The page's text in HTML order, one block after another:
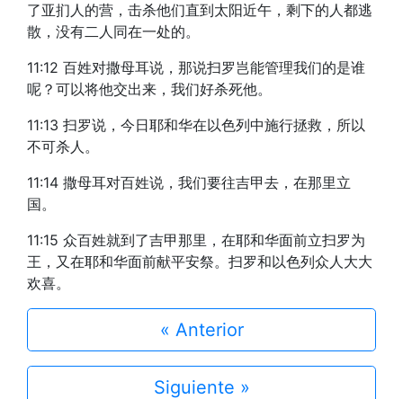
了亚扪人的营，击杀他们直到太阳近午，剩下的人都逃
散，没有二人同在一处的。
11:12 百姓对撒母耳说，那说扫罗岂能管理我们的是谁
呢？可以将他交出来，我们好杀死他。
11:13 扫罗说，今日耶和华在以色列中施行拯救，所以
不可杀人。
11:14 撒母耳对百姓说，我们要往吉甲去，在那里立
国。
11:15 众百姓就到了吉甲那里，在耶和华面前立扫罗为
王，又在耶和华面前献平安祭。扫罗和以色列众人大大
欢喜。
« Anterior
Siguiente »